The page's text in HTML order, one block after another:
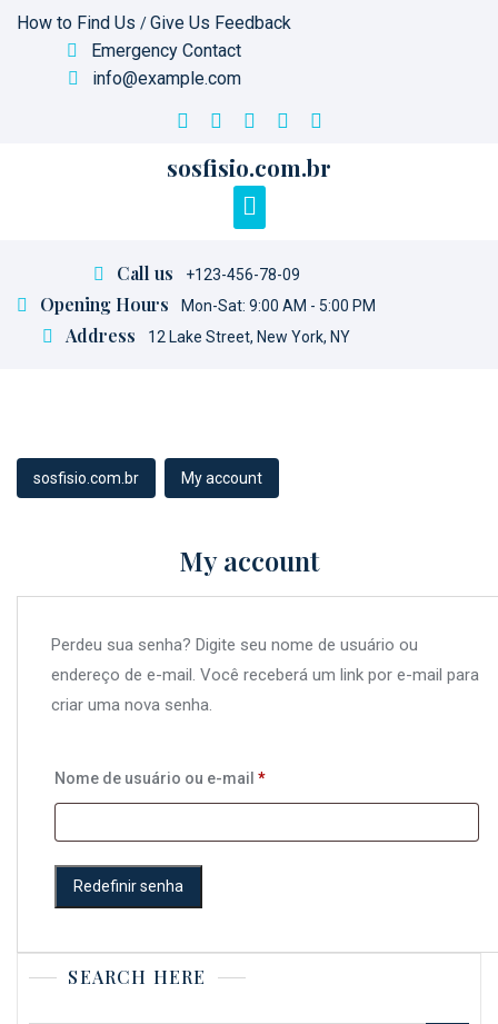
How to Find Us /Give Us Feedback
Emergency Contact
info@example.com
sosfisio.com.br
Call us +123-456-78-09
Opening Hours Mon-Sat: 9:00 AM - 5:00 PM
Address 12 Lake Street, New York, NY
sosfisio.com.br My account
My account
Perdeu sua senha? Digite seu nome de usuário ou
endereço de e-mail. Você receberá um link por e-mail para
criar uma nova senha.
Nome de usuário ou e-mail *Obrigatório
Redefinir senha
SEARCH HERE